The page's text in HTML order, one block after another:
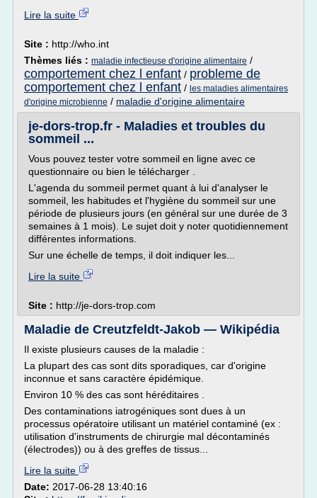
Lire la suite
Site : http://who.int
Thèmes liés : maladie infectieuse d'origine alimentaire /
comportement chez l enfant / probleme de
comportement chez l enfant / les maladies alimentaires
d'origine microbienne / maladie d'origine alimentaire
je-dors-trop.fr - Maladies et troubles du
sommeil ...
Vous pouvez tester votre sommeil en ligne avec ce
questionnaire ou bien le télécharger .
L'agenda du sommeil permet quant à lui d'analyser le
sommeil, les habitudes et l'hygiène du sommeil sur une
période de plusieurs jours (en général sur une durée de 3
semaines à 1 mois). Le sujet doit y noter quotidiennement
différentes informations.
Sur une échelle de temps, il doit indiquer les...
Lire la suite
Site : http://je-dors-trop.com
Maladie de Creutzfeldt-Jakob — Wikipédia
Il existe plusieurs causes de la maladie :
La plupart des cas sont dits sporadiques, car d'origine
inconnue et sans caractère épidémique.
Environ 10 % des cas sont héréditaires .
Des contaminations iatrogéniques sont dues à un
processus opératoire utilisant un matériel contaminé (ex :
utilisation d'instruments de chirurgie mal décontaminés
(électrodes)) ou à des greffes de tissus...
Lire la suite
Date: 2017-06-28 13:40:16